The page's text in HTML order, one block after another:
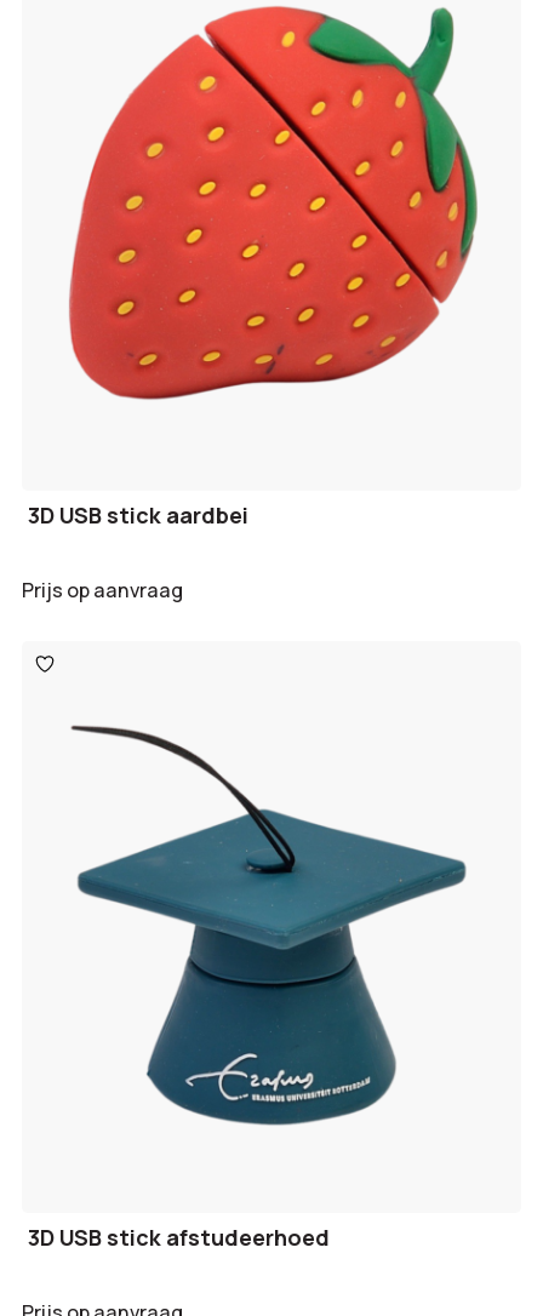
3D USB stick aardbei
Prijs op aanvraag
Toevoegen
aan
3D USB stick afstudeerhoed